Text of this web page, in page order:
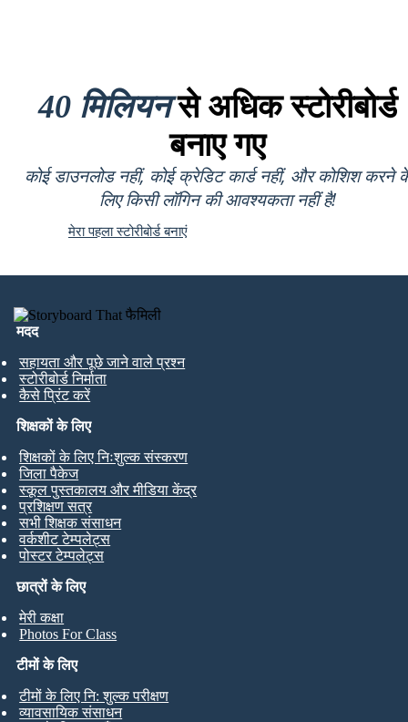
40 मिलियनसे अधिक स्टोरीबोर्ड
बनाए गए
कोई डाउनलोड नहीं, कोई क्रेडिट कार्ड नहीं, और कोशिश करने
लिए किसी लॉगिन की आवश्यकता नहीं है!
मेरा पहला स्टोरीबोर्ड बनाएं
मदद
सहायता और पूछे जाने वाले प्रश्न
स्टोरीबोर्ड निर्माता
कैसे प्रिंट करें
छात्रों के लिए
मेरी कक्षा
Photos For Class
शिक्षकों के लिए
शिक्षकों के लिए निःशुल्क संस्करण
जिला पैकेज
स्कूल पुस्तकालय और मीडिया केंद्र
प्रशिक्षण सत्र
सभी शिक्षक संसाधन
वर्कशीट टेम्पलेट्स
पोस्टर टेम्पलेट्स
टीमों के लिए
टीमों के लिए नि: शुल्क परीक्षण
व्यावसायिक संसाधन